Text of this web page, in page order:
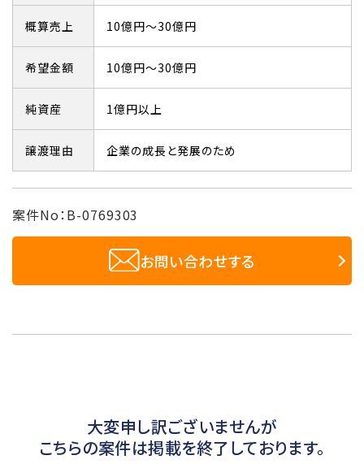
概算売上 10億円～30億円
希望金額 10億円～30億円
純資産 1億円以上
譲渡理由 企業の成長と発展のため
案件No：B-0769303
お問い合わせする
大変申し訳ございませんが
こちらの案件は掲載を終了しております。